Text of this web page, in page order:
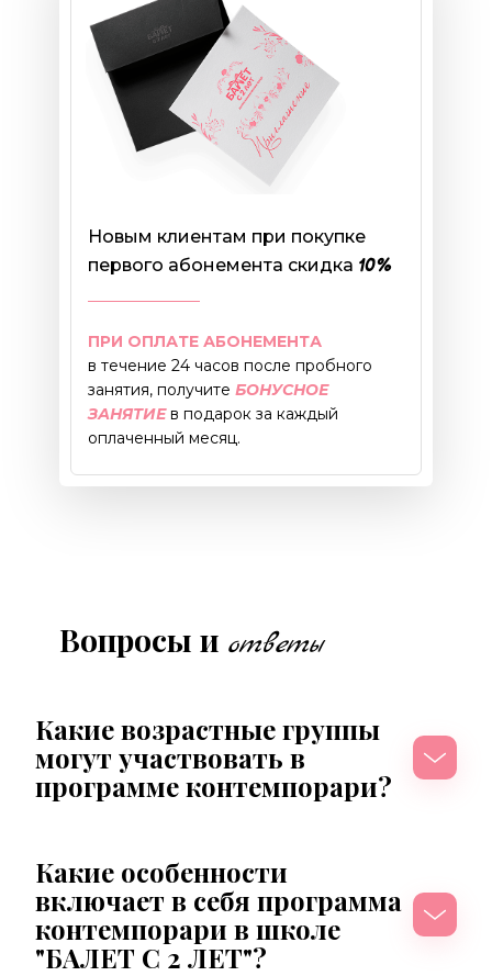
Новым клиентам при покупке
первого абонемента скидка 10%
ПРИ ОПЛАТЕ АБОНЕМЕНТА
в течение 24 часов после пробного
занятия, получите БОНУСНОЕ
ЗАНЯТИЕ в подарок за каждый
оплаченный месяц.
Вопросы и ответы
Какие возрастные группы
могут участвовать в
программе контемпорари?
Какие особенности
включает в себя программа
контемпорари в школе
"БАЛЕТ С 2 ЛЕТ"?